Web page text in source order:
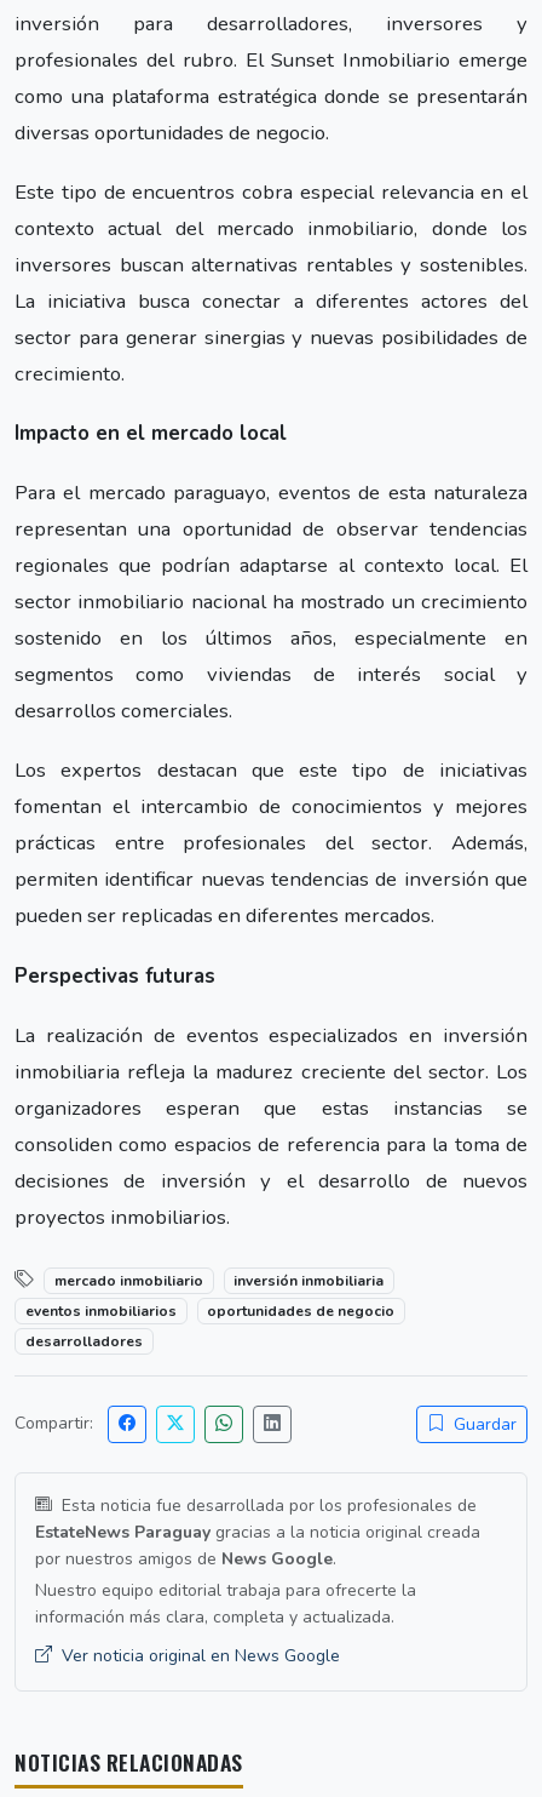
inversión para desarrolladores, inversores y
profesionales del rubro. El Sunset Inmobiliario emerge
como una plataforma estratégica donde se presentarán
diversas oportunidades de negocio.
Este tipo de encuentros cobra especial relevancia en el
contexto actual del mercado inmobiliario, donde los
inversores buscan alternativas rentables y sostenibles.
La iniciativa busca conectar a diferentes actores del
sector para generar sinergias y nuevas posibilidades de
crecimiento.
Impacto en el mercado local
Para el mercado paraguayo, eventos de esta naturaleza
representan una oportunidad de observar tendencias
regionales que podrían adaptarse al contexto local. El
sector inmobiliario nacional ha mostrado un crecimiento
sostenido en los últimos años, especialmente en
segmentos como viviendas de interés social y
desarrollos comerciales.
Los expertos destacan que este tipo de iniciativas
fomentan el intercambio de conocimientos y mejores
prácticas entre profesionales del sector. Además,
permiten identificar nuevas tendencias de inversión que
pueden ser replicadas en diferentes mercados.
Perspectivas futuras
La realización de eventos especializados en inversión
inmobiliaria refleja la madurez creciente del sector. Los
organizadores esperan que estas instancias se
consoliden como espacios de referencia para la toma de
decisiones de inversión y el desarrollo de nuevos
proyectos inmobiliarios.
mercado inmobiliario
inversión inmobiliaria
eventos inmobiliarios
oportunidades de negocio
desarrolladores
Compartir: Guardar
Esta noticia fue desarrollada por los profesionales de
EstateNews Paraguay gracias a la noticia original creada
por nuestros amigos de News Google.
Nuestro equipo editorial trabaja para ofrecerte la
información más clara, completa y actualizada.
Ver noticia original en News Google
NOTICIAS RELACIONADAS